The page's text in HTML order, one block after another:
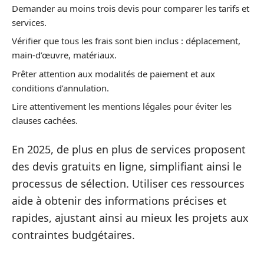
Demander au moins trois devis pour comparer les tarifs et
services.
Vérifier que tous les frais sont bien inclus : déplacement,
main-d’œuvre, matériaux.
Prêter attention aux modalités de paiement et aux
conditions d’annulation.
Lire attentivement les mentions légales pour éviter les
clauses cachées.
En 2025, de plus en plus de services proposent
des devis gratuits en ligne, simplifiant ainsi le
processus de sélection. Utiliser ces ressources
aide à obtenir des informations précises et
rapides, ajustant ainsi au mieux les projets aux
contraintes budgétaires.